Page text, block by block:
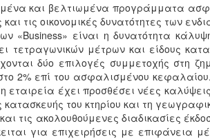
και βελτιωμένα προγράμματα
τις οικονομικές δυνατότητες των
είναι η δυνατότητα
μέτρων και είδους
δύο επιλογές συμμετοχής στη
2% επί του ασφαλισμένου
έχει προσθέσει νέες
του κτηρίου και τη
τις ακολουθούμενες διαδικασίες
για επιχειρήσεις με επιφάνεια